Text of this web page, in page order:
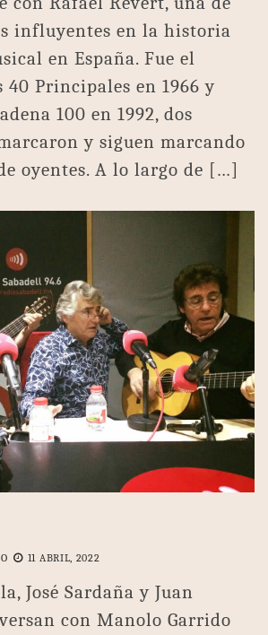
influyentes en la historia
en España. Fue el
40 Principales en 1966 y
100 en 1992, dos
y siguen marcando
oyentes. A lo largo de […]
11 ABRIL, 2022
José Sardaña y Juan
con Manolo Garrido